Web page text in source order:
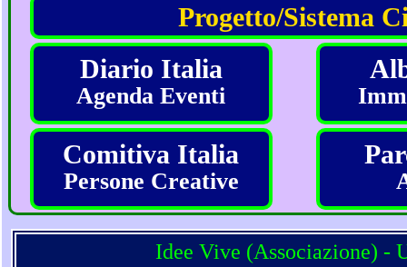
Progetto/Sistema
Diario Italia
Agenda Eventi
Comitiva Italia
Persone Creative
Idee Vive (Associazione) -